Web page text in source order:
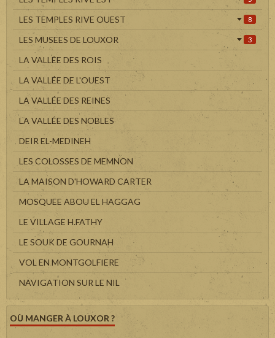
LES TEMPLES RIVE OUEST 8
LES MUSEES DE LOUXOR 3
LA VALLÉE DES ROIS
LA VALLÉE DE L'OUEST
LA VALLÉE DES REINES
LA VALLÉE DES NOBLES
DEIR EL-MEDINEH
LES COLOSSES DE MEMNON
LA MAISON D'HOWARD CARTER
MOSQUEE ABOU EL HAGGAG
LE VILLAGE H.FATHY
LE SOUK DE GOURNAH
VOL EN MONTGOLFIERE
NAVIGATION SUR LE NIL
OÙ MANGER À LOUXOR ?